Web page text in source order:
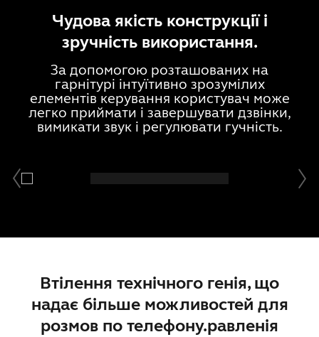
Чудова якість конструкції і
зручність використання.
За допомогою розташованих на
гарнітурі інтуїтивно зрозумілих
елементів керування користувач може
легко приймати і завершувати дзвінки,
вимикати звук і регулювати гучність.
Втілення технічного генія, що
надає більше можливостей для
розмов по телефону.равленія